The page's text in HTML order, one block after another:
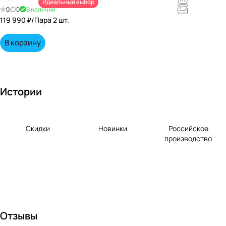
непревзойд
0 0 В наличии
Идеальный выбор
119 990 ₽/Пара 2 шт.
В корзину
Истории
Скидки Новинки
Российское
производство
Отзывы